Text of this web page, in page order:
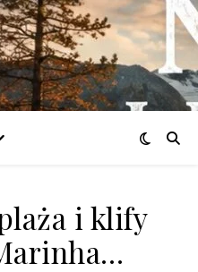
i klify